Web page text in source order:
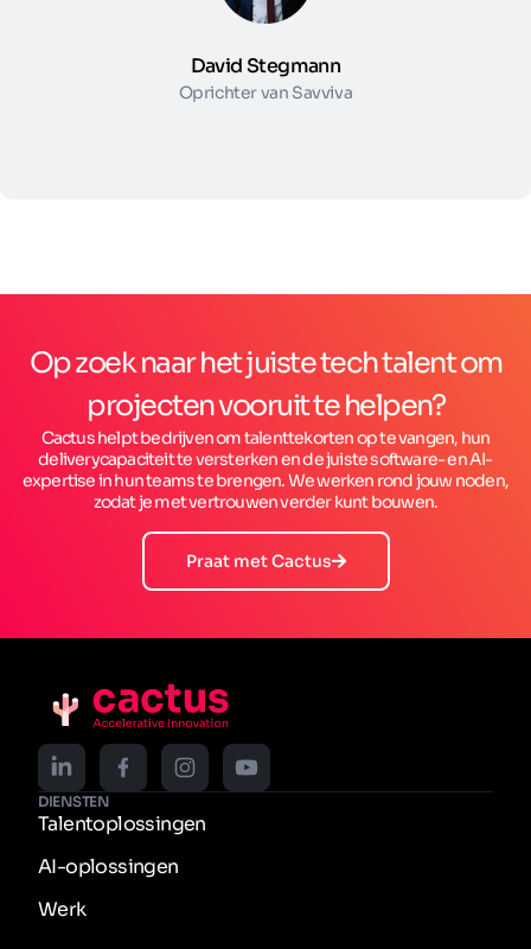
David Stegmann
Oprichter van Savviva
Op zoek naar het juiste tech talent om
projecten vooruit te helpen?
Cactus helpt bedrijven om talenttekorten op te vangen, hun
deliverycapaciteit te versterken en de juiste software- en AI-
expertise in hun teams te brengen. We werken rond jouw noden,
zodat je met vertrouwen verder kunt bouwen.
Praat met Cactus
DIENSTEN
Talentoplossingen
AI-oplossingen
Werk